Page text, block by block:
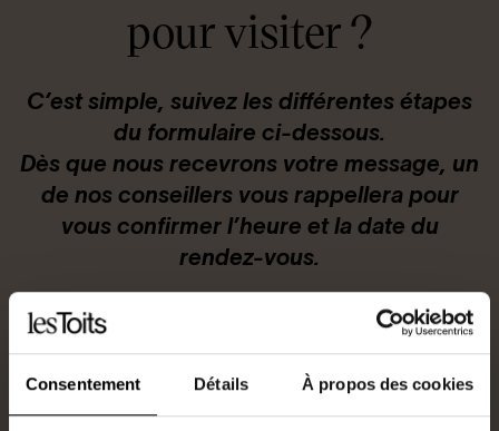
Consentement Détails À propos des cookies
Espace Bailleur / Locataire
pour visiter ?
C’est simple, suivez les différentes étapes
du formulaire ci-dessous.
Dès que nous recevrons votre message, un
de nos conseillers vous rappellera pour
vous confirmer l’heure et la date du
rendez-vous.
Sélectionnez la date et l’heure du
rendez-vous souhaité :